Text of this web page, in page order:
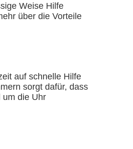
Weise Hilfe
über die Vorteile
auf schnelle Hilfe
sorgt dafür, dass
um die Uhr